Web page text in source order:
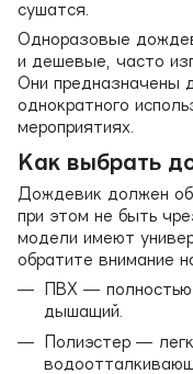
сушатся.
Одноразовые
и дешевые, часто
Они предназначены
однократного
мероприятиях.
Как выбрать
Дождевик должен
при этом не быть
модели имеют
обратите внимание
ПВХ — полностью
дышащий.
Полиэстер —